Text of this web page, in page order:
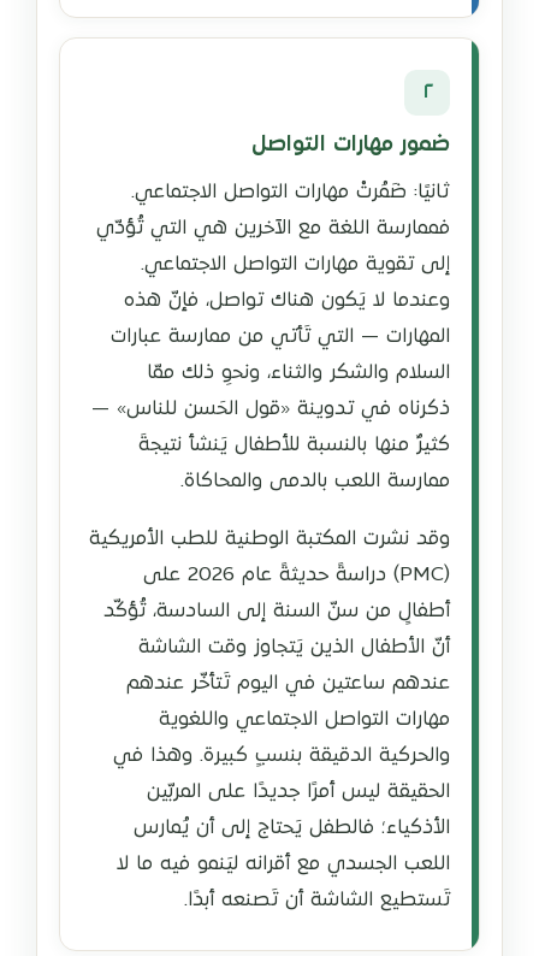
٢
ضمور مهارات التواصل
ثانيًا: ضَمُرتْ مهارات التواصل الاجتماعي.
فممارسة اللغة مع الآخرين هي التي تُؤدّي
إلى تقوية مهارات التواصل الاجتماعي.
وعندما لا يَكون هناك تواصل، فإنّ هذه
المهارات — التي تَأتي من ممارسة عبارات
السلام والشكر والثناء، ونحوِ ذلك ممّا
ذكرناه في تدوينة «قول الحَسن للناس» —
كثيرٌ منها بالنسبة للأطفال يَنشأ نتيجةَ
ممارسة اللعب بالدمى والمحاكاة.
وقد نشرت المكتبة الوطنية للطب الأمريكية
(PMC) دراسةً حديثةً عام 2026 على
أطفالٍ من سنّ السنة إلى السادسة، تُؤكّد
أنّ الأطفال الذين يَتجاوز وقت الشاشة
عندهم ساعتين في اليوم تَتأخّر عندهم
مهارات التواصل الاجتماعي واللغوية
والحركية الدقيقة بنسبٍ كبيرة. وهذا في
الحقيقة ليس أمرًا جديدًا على المربّين
الأذكياء؛ فالطفل يَحتاج إلى أن يُمارس
اللعب الجسدي مع أقرانه ليَنمو فيه ما لا
تَستطيع الشاشة أن تَصنعه أبدًا.